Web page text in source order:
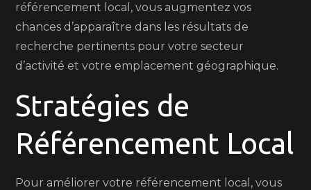
référencement local, vous augmentez vos
chances d’apparaître dans les résultats de
recherche pertinents pour votre secteur
d’activité et votre emplacement géographique.
Stratégies de
Référencement Local
Pour améliorer votre référencement local, vous